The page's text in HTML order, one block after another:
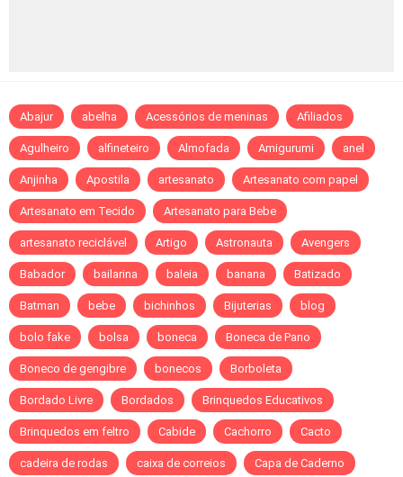
Abajur abelha Acessórios de meninas Afiliados
Agulheiro alfineteiro Almofada Amigurumi anel
Anjinha Apostila artesanato Artesanato com papel
Artesanato em Tecido Artesanato para Bebe
artesanato reciclável Artigo Astronauta Avengers
Babador bailarina baleia banana Batizado
Batman bebe bichinhos Bijuterias blog
bolo fake bolsa boneca Boneca de Pano
Boneco de gengibre bonecos Borboleta
Bordado Livre Bordados Brinquedos Educativos
Brinquedos em feltro Cabide Cachorro Cacto
cadeira de rodas caixa de correios Capa de Caderno